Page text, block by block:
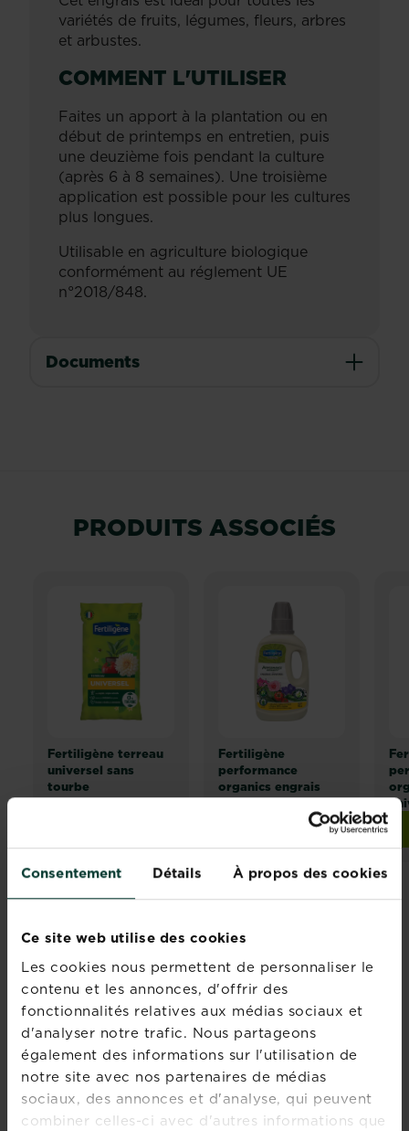
Consentement Détails À propos des cookies
Ce site web utilise des cookies
Les cookies nous permettent de personnaliser le
contenu et les annonces, d'offrir des
fonctionnalités relatives aux médias sociaux et
d'analyser notre trafic. Nous partageons
également des informations sur l'utilisation de
notre site avec nos partenaires de médias
sociaux, des annonces et d'analyse, qui peuvent
combiner celles-ci avec d'autres informations que
variétés de fruits, légumes, fleurs, arbres
et arbustes.
COMMENT L'UTILISER
Faites un apport à la plantation ou en
début de printemps en entretien, puis
une deuzième fois pendant la culture
(après 6 à 8 semaines). Une troisième
application est possible pour les cultures
plus longues.
Utilisable en agriculture biologique
conformément au réglement UE
n°2018/848.
Documents
PRODUITS ASSOCIÉS
Fertiligène terreau
universel sans
tourbe
Fertiligène terreau universel sans tourbe
Fertiligène
performance
organics engrais
universel liquide
Trouver un magasin
Rejoignez la
newsletter La
Pause Jardin
Recevez des conseils sur-
mesure directement dans
votre boîte mail